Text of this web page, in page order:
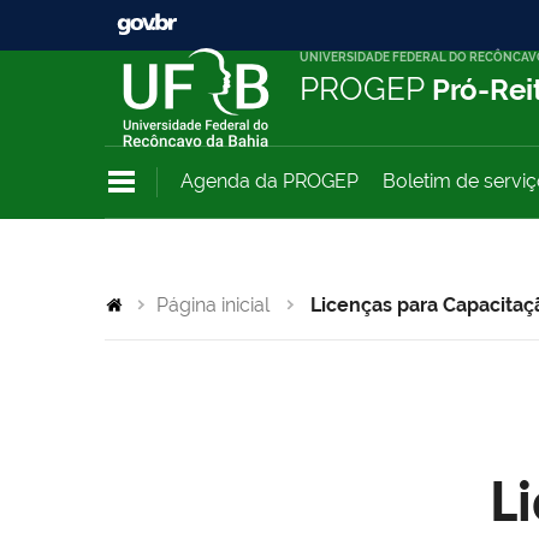
UNIVERSIDADE FEDERAL DO
PROGEP Pró-
Agenda da PROGEP Boletim de
Página inicial Licenças para